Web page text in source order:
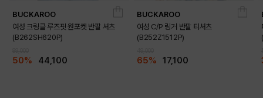
BUCKAROO
여성 크링클 루즈핏 원포켓 반팔 셔츠
(B262SH620P)
50% 44,100
BUCKAROO
여성 C/P 링거 반팔 티셔츠
(B252Z1512P)
65% 17,100